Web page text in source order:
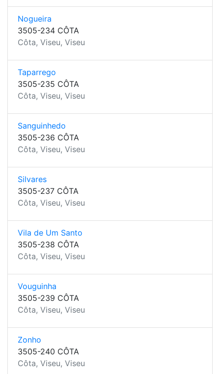
Nogueira
3505-234 CÔTA
Côta, Viseu, Viseu
Taparrego
3505-235 CÔTA
Côta, Viseu, Viseu
Sanguinhedo
3505-236 CÔTA
Côta, Viseu, Viseu
Silvares
3505-237 CÔTA
Côta, Viseu, Viseu
Vila de Um Santo
3505-238 CÔTA
Côta, Viseu, Viseu
Vouguinha
3505-239 CÔTA
Côta, Viseu, Viseu
Zonho
3505-240 CÔTA
Côta, Viseu, Viseu